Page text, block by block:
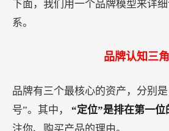
下面，我们用一个品牌模型来详
系。
品牌认知三角
品牌有三个最核心的资产，分别
号”。其中， “定位”是排在第一位